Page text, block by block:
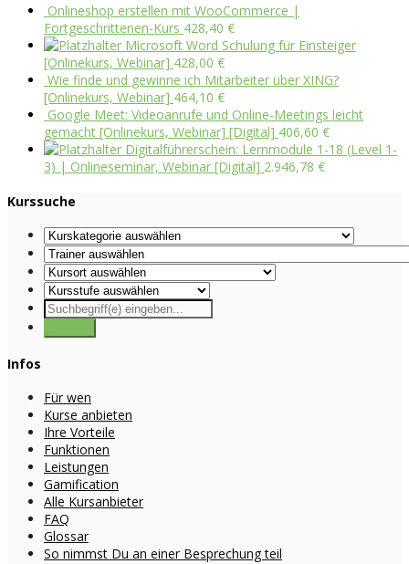
Onlineshop erstellen mit WooCommerce |
Fortgeschrittenen-Kurs 428,40 €
Microsoft Word Schulung für Einsteiger
[Onlinekurs, Webinar] 428,00 €
Wie finde und gewinne ich Mitarbeiter über XING?
[Onlinekurs, Webinar] 464,10 €
Google Meet: Videoanrufe und Online-Meetings leicht
gemacht [Onlinekurs, Webinar] [Digital] 406,60 €
Digitalführerschein: Lernmodule 1-18 (Level 1-
3) | Onlineseminar, Webinar [Digital] 2.946,78 €
Kurssuche
Infos
Für wen
Kurse anbieten
Ihre Vorteile
Funktionen
Leistungen
Gamification
Alle Kursanbieter
FAQ
Glossar
So nimmst Du an einer Besprechung teil